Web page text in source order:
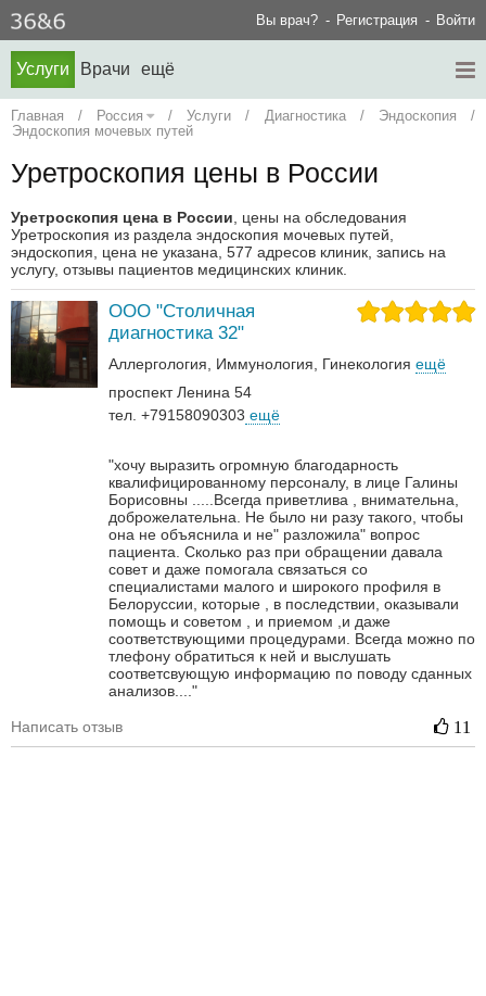
Вы врач? Регистрация Войти
Услуги Врачи ещё
Главная / Россия / Услуги / Диагностика / Эндоскопия
/
Эндоскопия мочевых путей
Уретроскопия цены в России
Уретроскопия цена в России, цены на обследования
Уретроскопия из раздела эндоскопия мочевых путей,
эндоскопия, цена не указана, 577 адресов клиник, запись на
услугу, отзывы пациентов медицинских клиник.
ООО "Столичная
диагностика 32"
Аллергология Иммунология Гинекология ещё
проспект Ленина 54
тел. +79158090303 ещё
"хочу выразить огромную благодарность
квалифицированному персоналу, в лице Галины
Борисовны .....Всегда приветлива , внимательна,
доброжелательна. Не было ни разу такого, чтобы
она не объяснила и не" разложила" вопрос
пациента. Сколько раз при обращении давала
совет и даже помогала связаться со
специалистами малого и широкого профиля в
Белоруссии, которые , в последствии, оказывали
помощь и советом , и приемом ,и даже
соответствующими процедурами. Всегда можно по
тлефону обратиться к ней и выслушать
соответсвующую информацию по поводу сданных
анализов...."
Написать отзыв 11